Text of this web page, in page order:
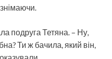
подруга Тетяна. – Ну,
Ти ж бачила, який він,